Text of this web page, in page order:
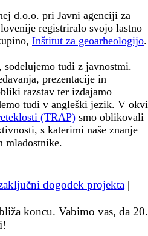
d.o.o. pri Javni agenciji za
registriralo svojo lastno
Inštitut za geoarheologijo.
sodelujemo tudi z javnostmi.
prezentacije in
razstav ter izdajamo
tudi v angleški jezik. V
(TRAP) smo oblikovali
s katerimi naše znanje
mladostnike.
dogodek projekta |
koncu. Vabimo vas, da